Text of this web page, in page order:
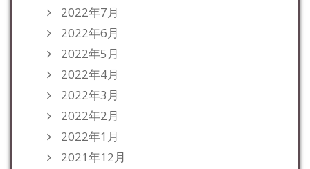
2022年7月
2022年6月
2022年5月
2022年4月
2022年3月
2022年2月
2022年1月
2021年12月